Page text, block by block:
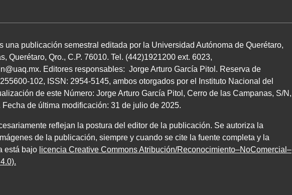
una publicación semestral editada por la Universidad Autónoma de Querétaro,
Querétaro, Qro., C.P. 76010. Tel. (442)1921200 ext. 6023,
. Editores responsables: Jorge Arturo García Pitol. Reserva de
-102, ISSN : 2954-5145, ambos otorgados por el Instituto Nacional del
de este Número: Jorge Arturo García Pitol, Cerro de las Campanas, S/N ,
Fecha de última modificación: 31 de julio de 2025.
reflejan la postura del editor de la publicación. Se autoriza la
de la publicación, siempre y cuando se cite la fuente completa y la
está bajo licencia Creative Commons Atribución/Reconocimiento–NoComercial–
.